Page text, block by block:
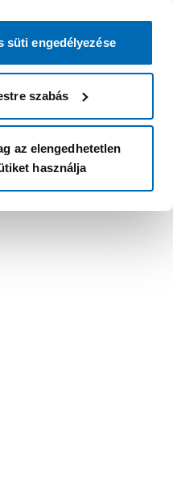
süti engedélyezése
szabás
az elengedhetetlen
használja